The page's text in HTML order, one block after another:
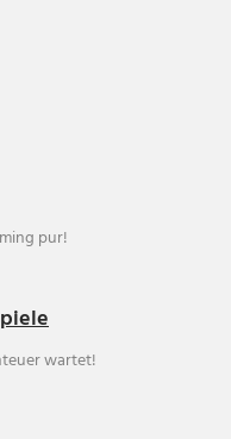
pur!
wartet!